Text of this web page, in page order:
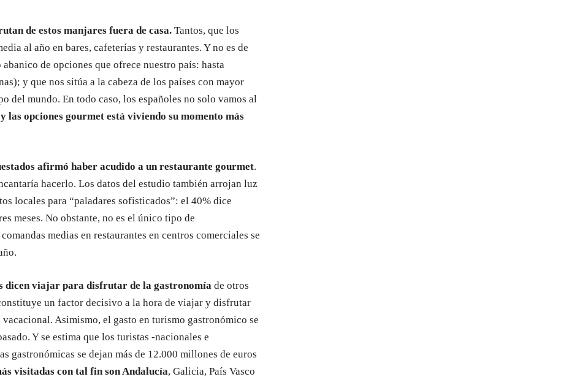
de estos manjares fuera de casa. Tantos, que los
al año en bares, cafeterías y restaurantes. Y no es de
de opciones que ofrece nuestro país: hasta
y que nos sitúa a la cabeza de los países con mayor
del mundo. En todo caso, los españoles no solo vamos al
las opciones gourmet está viviendo su momento más
afirmó haber acudido a un restaurante gourmet.
hacerlo. Los datos del estudio también arrojan luz
locales para “paladares sofisticados”: el 40% dice
meses. No obstante, no es el único tipo de
medias en restaurantes en centros comerciales se
dicen viajar para disfrutar de la gastronomía de otros
un factor decisivo a la hora de viajar y disfrutar
Asimismo, el gasto en turismo gastronómico se
Y se estima que los turistas -nacionales e
gastronómicas se dejan más de 12.000 millones de euros
visitadas con tal fin son Andalucía, Galicia, País Vasco